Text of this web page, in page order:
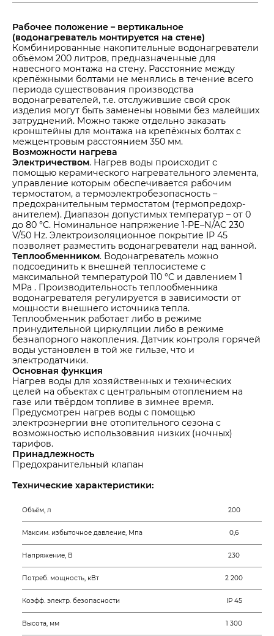
Рабочее положение – вертикальное
(водонагреватель монтируется на стене)
Комбинированные накопительные водонагреватели
объёмом 200 литров, предназначенные для
навесного монтажа на стену. Расстояние между
крепёжными болтами не менялись в течение всего
периода существования производства
водонагревателей, т.е. отслужившие свой срок
изделия могут быть заменены новыми без малейших
затруднений. Можно также отдельно заказать
кронштейны для монтажа на крепёжных болтах с
межцентровым расстоянием 350 мм.
Возможности нагрева
Электричеством. Нагрев воды происходит с
помощью керамического нагревательного элемента,
управление которым обеспечивается рабочим
термостатом, а термоэлектроб­езопасность –
предохранительным термостатом (термопредохр­
анителем). Диапазон допустимых температур – от 0
до 80 °С. Номинальное напряжение 1-PE–N/AC 230
V/50 Hz. Электроизоляционное покрытие IP 45
позволяет разместить водонагреватели над ванной.
Теплообменником. Водонагреватель можно
подсоединить к внешней теплосистеме с
максимальной температурой 110 °C и давлением 1
MPa . Производительность теплообменника
водонагревателя регулируется в зависимости от
мощности внешнего источника тепла.
Теплообменник работает либо в режиме
принудительной циркуляции либо в режиме
безнапорного накопления. Датчик контроля горячей
воды установлен в той же гильзе, что и
электродатчики.
Основная функция
Нагрев воды для хозяйственных и технических
целей на объектах с центральным отоплением на
газе или твёрдом топливе в зимнее время.
Предусмотрен нагрев воды с помощью
электроэнергии вне отопительного сезона с
возможностью использования низких (ночных)
тарифов.
Принадлежность
Предохранительный клапан
Технические характеристики:
Объём, л 200
Максим. избыточное давление, Мпа 0,6
Напряжение, В 230
Потреб. мощность, кВт 2 200
Коэфф. электр. безопасности IP 45
Высота, мм 1 300